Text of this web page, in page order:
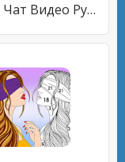
Видео Чат Видео Рулетка Онлайн